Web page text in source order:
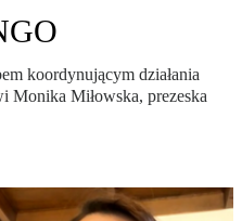
koordynującym działania
Monika Miłowska, prezeska